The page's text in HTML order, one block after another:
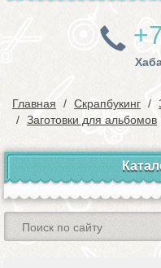
Главная Скрапбукинг
Заготовки для альбомов